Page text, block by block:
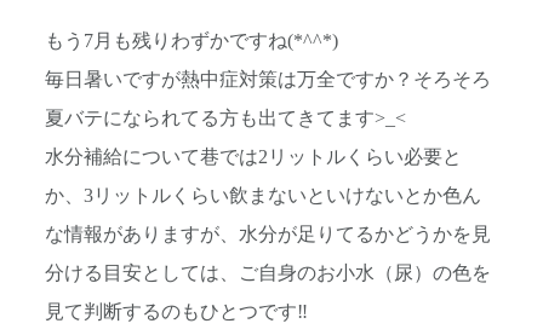
もう7月も残りわずかですね(*^^*)
毎日暑いですが熱中症対策は万全ですか？そろそろ
夏バテになられてる方も出てきてます>_<
水分補給について巷では2リットルくらい必要と
か、3リットルくらい飲まないといけないとか色ん
な情報がありますが、水分が足りてるかどうかを見
分ける目安としては、ご自身のお小水（尿）の色を
見て判断するのもひとつです‼︎